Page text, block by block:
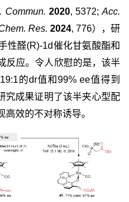
Commun. 2020, 5372;Acc.
Res. 2024, 776），研
性醛(R)-1d催化甘氨酸酯和
反应。令人欣慰的是，该半
的dr值和99% ee值得到
究成果证明了该半夹心型配
效的不对称诱导。